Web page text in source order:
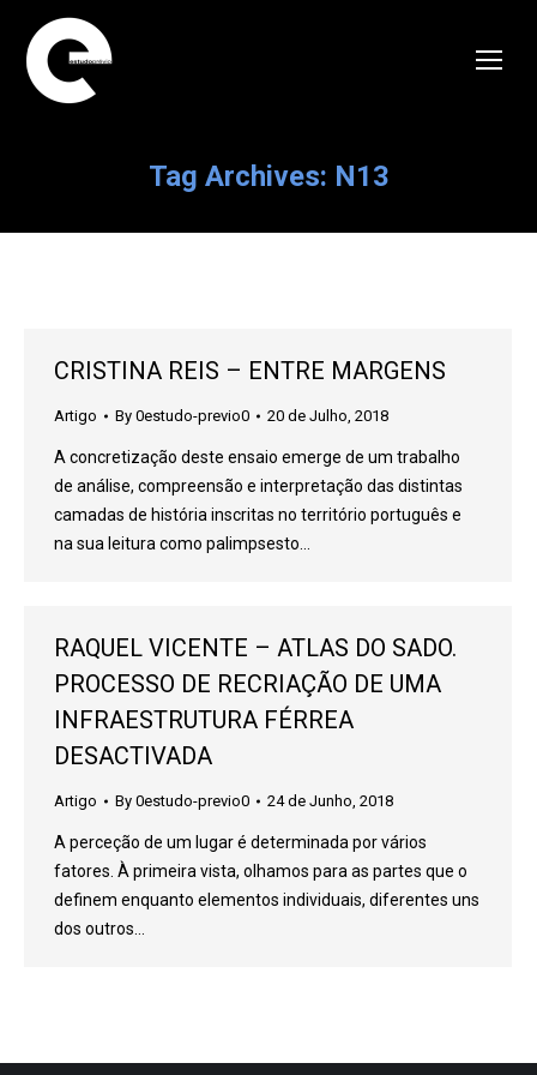
Tag Archives: N13
CRISTINA REIS – ENTRE MARGENS
Artigo By 0estudo-previo0 20 de Julho, 2018
A concretização deste ensaio emerge de um trabalho
de análise, compreensão e interpretação das distintas
camadas de história inscritas no território português e
na sua leitura como palimpsesto…
RAQUEL VICENTE – ATLAS DO SADO.
PROCESSO DE RECRIAÇÃO DE UMA
INFRAESTRUTURA FÉRREA
DESACTIVADA
Artigo By 0estudo-previo0 24 de Junho, 2018
A perceção de um lugar é determinada por vários
fatores. À primeira vista, olhamos para as partes que o
definem enquanto elementos individuais, diferentes uns
dos outros…